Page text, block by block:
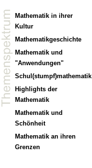
Mathematik in ihrer
Kultur
Mathematikgeschichte
Mathematik und
"Anwendungen"
Schul(stumpf)mathematik
Highlights der
Mathematik
Mathematik und
Schönheit
Mathematik an ihren
Grenzen